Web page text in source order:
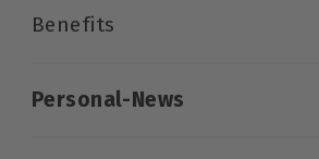
Benefits
Personal-News